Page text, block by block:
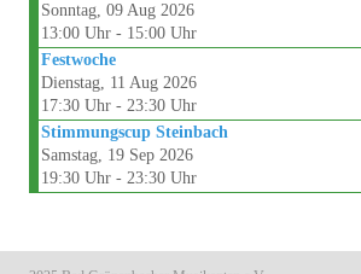
Sonntag, 09 Aug 2026
13:00 Uhr - 15:00 Uhr
Festwoche
Dienstag, 11 Aug 2026
17:30 Uhr - 23:30 Uhr
Stimmungscup Steinbach
Samstag, 19 Sep 2026
19:30 Uhr - 23:30 Uhr